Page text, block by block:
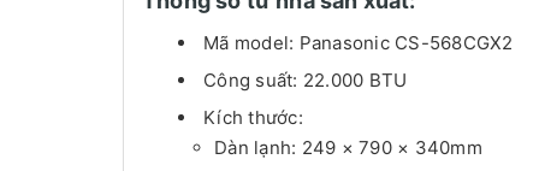
Mã model: Panasonic CS-568CGX2
Công suất: 22.000 BTU
Kích thước:
Dàn lạnh: 249 × 790 × 340mm